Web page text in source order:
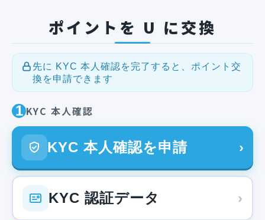
ポイントを U に交換
先に KYC 本人確認を完了すると、ポイント交
換を申請できます
1 KYC 本人確認
KYC 本人確認を申請 ›
KYC 認証データ
›